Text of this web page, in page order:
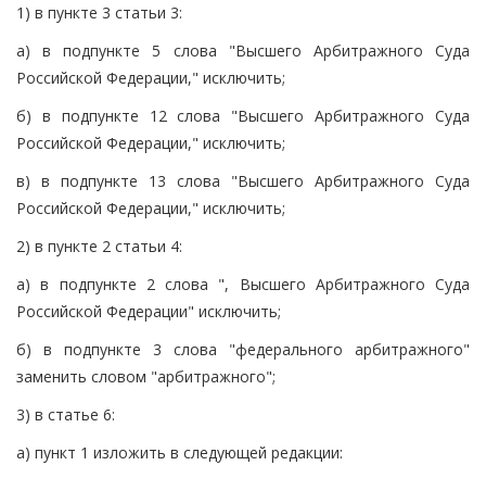
1) в пункте 3 статьи 3:
а) в подпункте 5 слова "Высшего Арбитражного Суда
Российской Федерации," исключить;
б) в подпункте 12 слова "Высшего Арбитражного Суда
Российской Федерации," исключить;
в) в подпункте 13 слова "Высшего Арбитражного Суда
Российской Федерации," исключить;
2) в пункте 2 статьи 4:
а) в подпункте 2 слова ", Высшего Арбитражного Суда
Российской Федерации" исключить;
б) в подпункте 3 слова "федерального арбитражного"
заменить словом "арбитражного";
3) в статье 6:
а) пункт 1 изложить в следующей редакции: